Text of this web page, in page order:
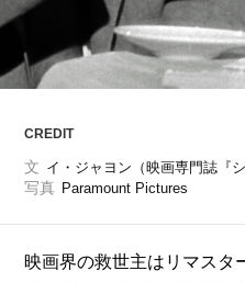
CREDIT
文 イ・ジャヨン（映画専門誌『
写真 Paramount Pictures
映画界の救世主はリマスタ